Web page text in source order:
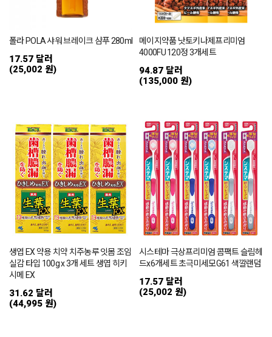
폴라 POLA 샤워 브레이크 샴푸 280ml
17.57 달러
(25,002 원)
메이지약품 낫토키나제프리미엄
4000FU 120정 3개세트
94.87 달러
(135,000 원)
생엽 EX 약용 치약 치주농루 잇몸 조임
실감 타입 100g x 3개 세트 생엽 히키
시메 EX
31.62 달러
(44,995 원)
시스테마 극상프리미엄 콤팩트 슬림헤
드x6개세트 초극미세모G61 색깔랜덤
17.57 달러
(25,002 원)